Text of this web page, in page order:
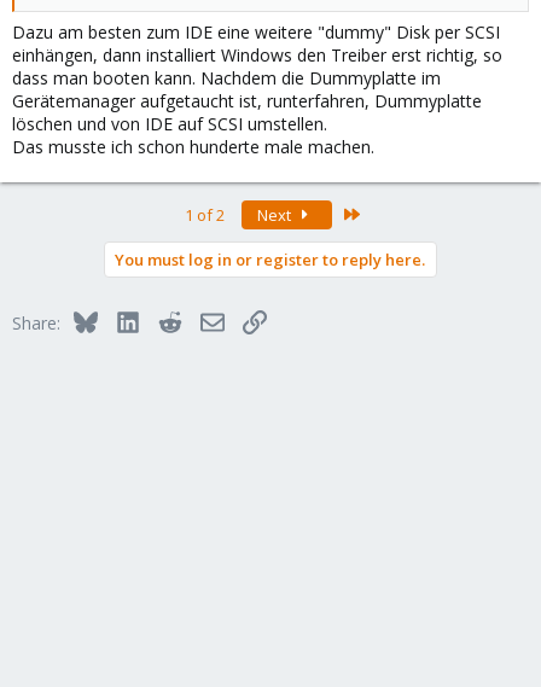
Dazu am besten zum IDE eine weitere "dummy" Disk per SCSI
einhängen, dann installiert Windows den Treiber erst richtig, so
dass man booten kann. Nachdem die Dummyplatte im
Gerätemanager aufgetaucht ist, runterfahren, Dummyplatte
löschen und von IDE auf SCSI umstellen.
Das musste ich schon hunderte male machen.
1 of 2 Next
You must log in or register to reply here.
Share: BlueskyLinkedInRedditEmailLink